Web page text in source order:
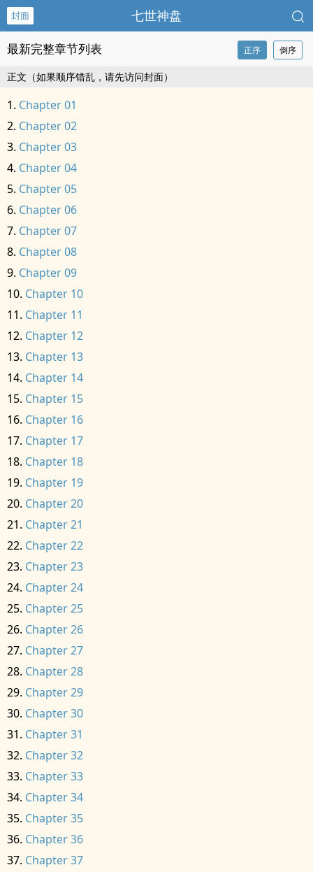
封面 七世神盘
最新完整章节列表 正序 倒序
正文（如果顺序错乱，请先访问封面）
Chapter 01
Chapter 02
Chapter 03
Chapter 04
Chapter 05
Chapter 06
Chapter 07
Chapter 08
Chapter 09
Chapter 10
Chapter 11
Chapter 12
Chapter 13
Chapter 14
Chapter 15
Chapter 16
Chapter 17
Chapter 18
Chapter 19
Chapter 20
Chapter 21
Chapter 22
Chapter 23
Chapter 24
Chapter 25
Chapter 26
Chapter 27
Chapter 28
Chapter 29
Chapter 30
Chapter 31
Chapter 32
Chapter 33
Chapter 34
Chapter 35
Chapter 36
Chapter 37